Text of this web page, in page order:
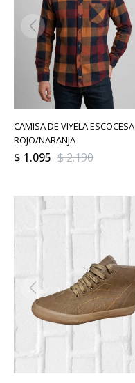
CAMISA DE VIYELA ESCOCESA
ROJO/NARANJA
$ 1.095 $2.190